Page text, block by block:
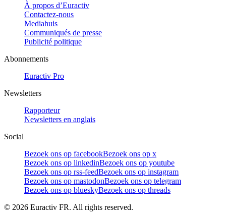
À propos d’Euractiv
Contactez-nous
Mediahuis
Communiqués de presse
Publicité politique
Abonnements
Euractiv Pro
Newsletters
Rapporteur
Newsletters en anglais
Social
Bezoek ons op facebookBezoek ons op x
Bezoek ons op linkedinBezoek ons op youtube
Bezoek ons op rss-feedBezoek ons op instagram
Bezoek ons op mastodonBezoek ons op telegram
Bezoek ons op blueskyBezoek ons op threads
© 2026 Euractiv FR. All rights reserved.